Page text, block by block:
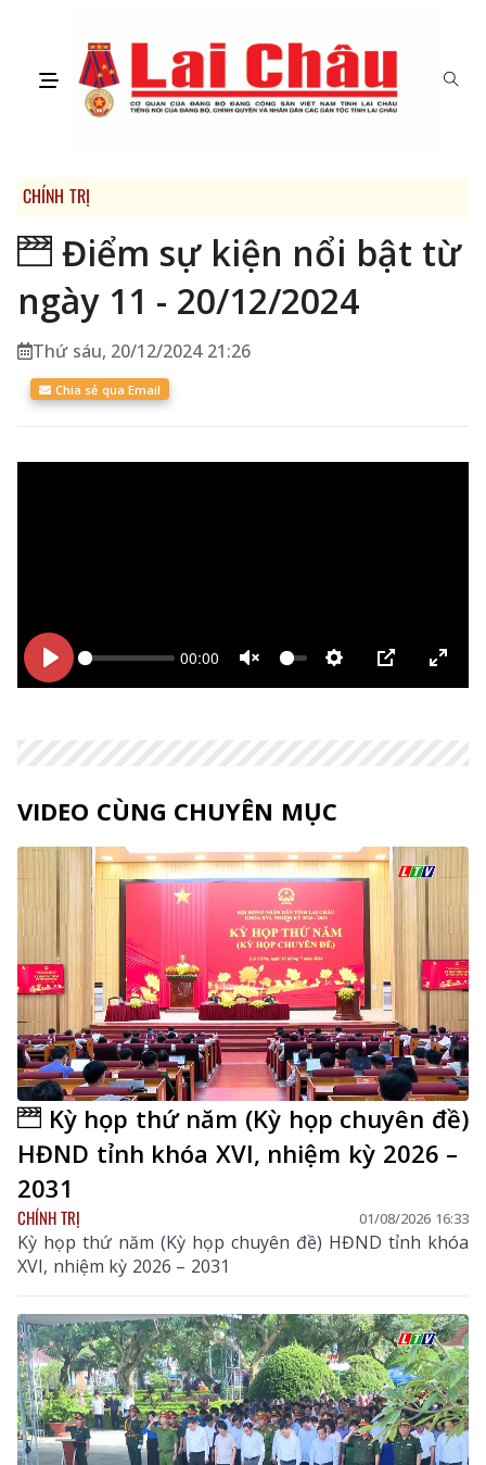
CHÍNH TRỊ
Điểm sự kiện nổi bật từ
ngày 11 - 20/12/2024
Thứ sáu, 20/12/2024 21:26
Chia sẻ qua Email
Bắt
00:00
Unmute Thiết PIP
Enter
Bắt
VIDEO CÙNG CHUYÊN MỤC
Kỳ họp thứ năm (Kỳ họp chuyên đề)
HĐND tỉnh khóa XVI, nhiệm kỳ 2026 –
2031
CHÍNH TRỊ 01/08/2026 16:33
Kỳ họp thứ năm (Kỳ họp chuyên đề) HĐND tỉnh khóa
XVI, nhiệm kỳ 2026 – 2031